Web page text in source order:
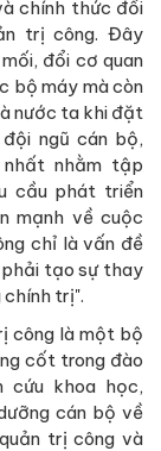
chính thức đổi
trị công. Đây
đổi cơ quan
bộ máy mà còn
nước ta khi đặt
ngũ cán bộ,
nhằm tập
cầu phát triển
mạnh về cuộc
chỉ là vấn đề
phải tạo sự thay
trị".
công là một bộ
cốt trong đào
cứu khoa học,
cán bộ về
trị công và